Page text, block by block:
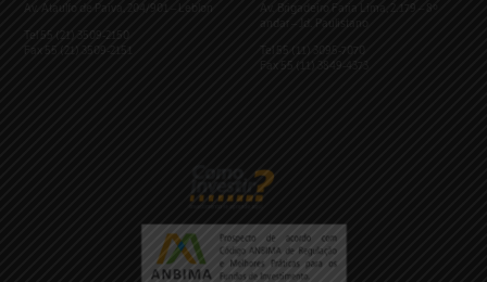
Av. Ataulfo de Paiva, 204/901 – Leblon
Tel 55 (21) 3509-2150
Fax 55 (21) 3509-2151
Av. Brigadeiro Faria Lima, 2.179 – 8º
andar – Jd. Paulistano
Tel 55 (11) 3095-7070
Fax 55 (11) 3849-4373